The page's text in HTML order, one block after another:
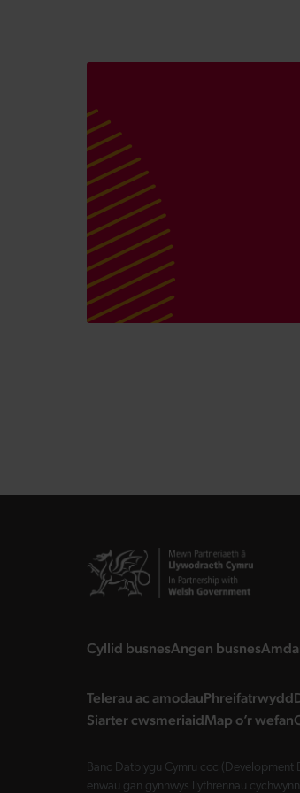
Cyllid busneslanding page
Angen busnes
Telerau ac amodauPhreifatrwydd
Siarter cwsmeriaidMap o’r wefan
Banc Datblygu Cymru ccc
enwau gan gynnwys llythrennau